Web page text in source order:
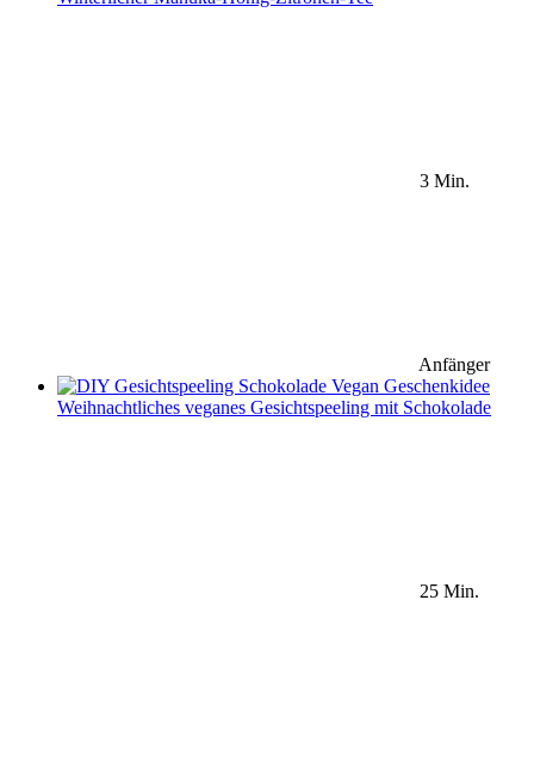
3 Min.
Anfänger
Weihnachtliches veganes Gesichtspeeling mit Schokolade
25 Min.